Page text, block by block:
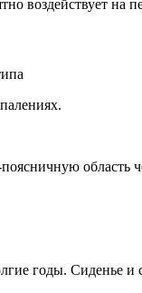
воздействует на
область
годы. Сиденье